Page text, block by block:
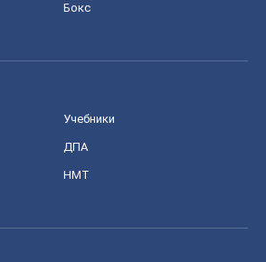
Бокс
Учебники
ДПА
НМТ